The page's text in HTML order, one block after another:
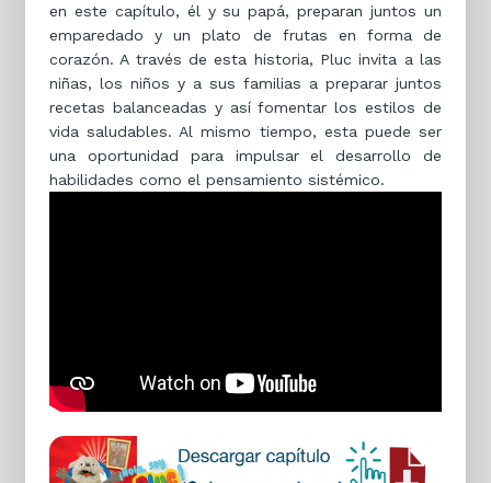
en este capítulo, él y su papá, preparan juntos un
emparedado y un plato de frutas en forma de
corazón. A través de esta historia, Pluc invita a las
niñas, los niños y a sus familias a preparar juntos
recetas balanceadas y así fomentar los estilos de
vida saludables. Al mismo tiempo, esta puede ser
una oportunidad para impulsar el desarrollo de
habilidades como el pensamiento sistémico.